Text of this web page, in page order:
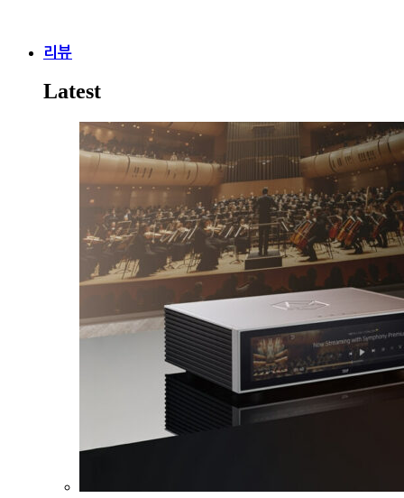
리뷰
Latest